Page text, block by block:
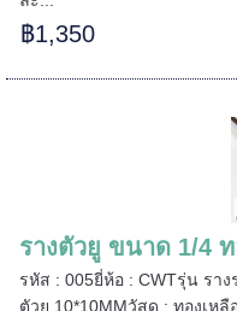
฿1,350
รางตัวยู ขนาด 1/4 ท
รหัส : 005ยี่ห้อ : CWTรุ่น รา
ตัวยู 10*10MMวัสดุ : ทองเห